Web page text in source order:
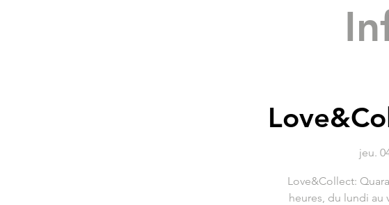
jeu.
Love&Collect:
heures, du lundi